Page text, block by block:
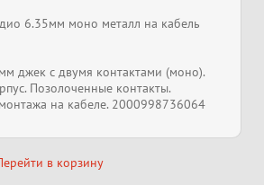
6.35мм моно металл на кабель
джек с двумя контактами (моно).
Позолоченные контакты.
на кабеле. 2000998736064
в корзину